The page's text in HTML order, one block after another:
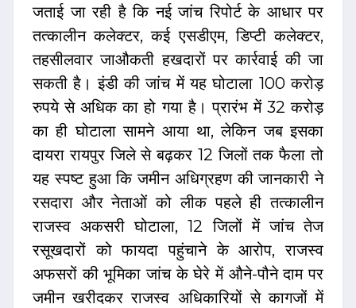
जताई जा रही है कि नई जांच रिपोर्ट के आधार पर
तत्कालीन कलेक्टर, कई एसडीएम, डिप्टी कलेक्टर,
तहसीलवार जाऔकती हखदारों पर कार्रवाई की जा
सकती है। इंडी की जांच में यह घोटाला 100 करोड़
रुपये से अधिक का हो गया है। प्रारंभ में 32 करोड़
का ही घोटाला सामने आया था, लेकिन जब इसका
दायरा रायपुर जिले से बढ़कर 12 जिलों तक फैला तो
यह स्पष्ट हुआ कि जमीन अधिग्रहण की जानकारी ने
रसदारा और नेताओं को लीक पहले ही तत्कालीन
राजस्व अकसरी घोटाला, 12 जिलों में जांच तेज
रसूखदारों को फायदा पहुंचाने के आरोप, राजस्व
अफसरों की भूमिका जांच के घेरे में औने-पौने दाम पर
जमीन खरीदकर राजस्व अधिकारियों से कागजों में